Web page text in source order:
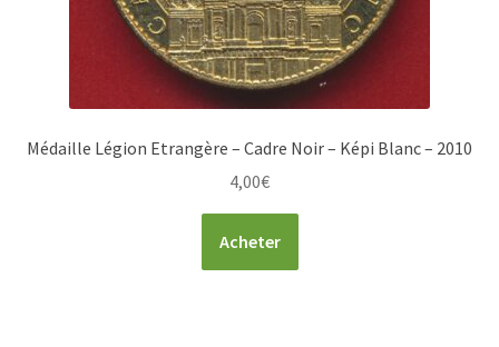
Médaille Légion Etrangère – Cadre Noir – Képi Blanc – 2010
4,00€
Acheter